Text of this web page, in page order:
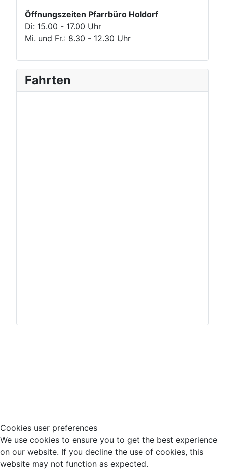
Öffnungszeiten Pfarrbüro Holdorf
Di: 15.00 - 17.00 Uhr
Mi. und Fr.: 8.30 - 12.30 Uhr
Fahrten
Cookies user preferences
We use cookies to ensure you to get the best experience
on our website. If you decline the use of cookies, this
website may not function as expected.